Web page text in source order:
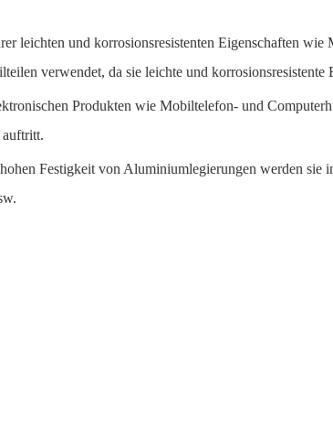
leichten und korrosionsresistenten Eigenschaften wie
verwendet, da sie leichte und korrosionsresistente
Produkten wie Mobiltelefon- und
auftritt.
Festigkeit von Aluminiumlegierungen werden sie